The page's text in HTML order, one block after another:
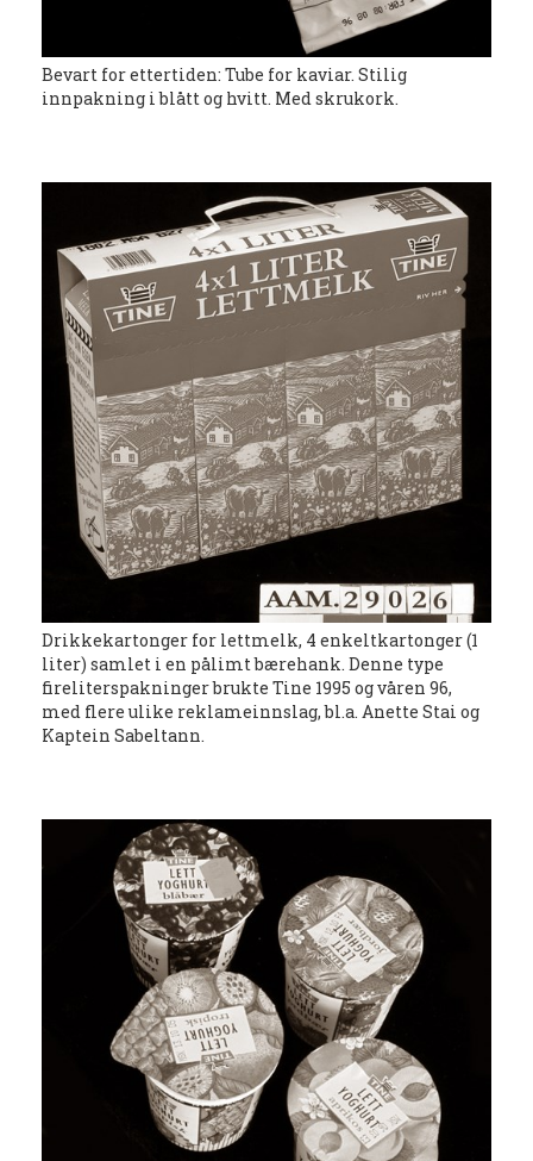
Bevart for ettertiden: Tube for kaviar. Stilig
innpakning i blått og hvitt. Med skrukork.
Drikkekartonger for lettmelk, 4 enkeltkartonger (1
liter) samlet i en pålimt bærehank. Denne type
fireliterspakninger brukte Tine 1995 og våren 96,
med flere ulike reklameinnslag, bl.a. Anette Stai og
Kaptein Sabeltann.